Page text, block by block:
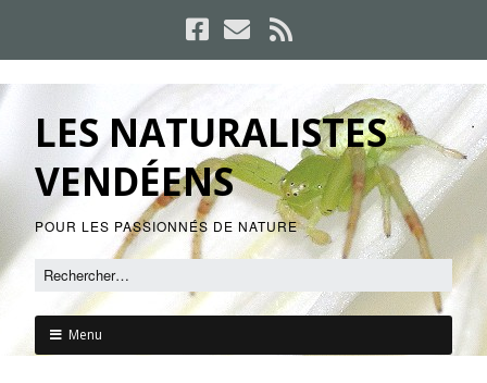
LES NATURALISTES
VENDÉENS
POUR LES PASSIONNÉS DE NATURE
Menu